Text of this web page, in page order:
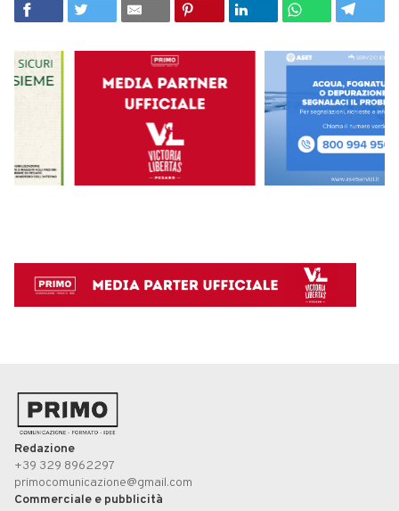
Redazione
+39 329 8962297
primocomunicazione@gmail.com
Commerciale e pubblicità